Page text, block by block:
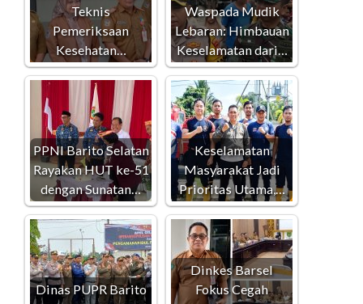
Teknis
Pemeriksaan
Kesehatan…
Waspada Mudik
Lebaran: Himbauan
Keselamatan dari…
PPNI Barito Selatan
Rayakan HUT ke-51
dengan Sunatan…
Keselamatan
Masyarakat Jadi
Prioritas Utama,…
Dinas PUPR Barito
Dinkes Barsel
Fokus Cegah